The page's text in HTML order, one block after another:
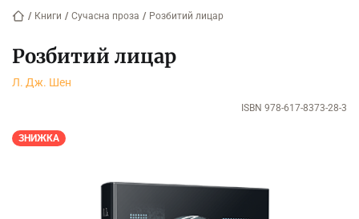
/ Книги / Сучасна проза / Розбитий лицар
Розбитий лицар
Л. Дж. Шен
ISBN 978-617-8373-28-3
ЗНИЖКА